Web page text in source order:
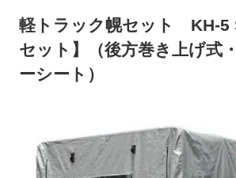
軽トラック幌セット KH-
セット】（後方巻き上げ式
ーシート）